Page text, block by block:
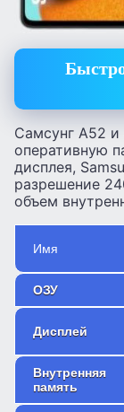
Самсунг А52
оперативную
дисплея,
разрешение
объем
Имя
ОЗУ
Дисплей
Внутренняя
память